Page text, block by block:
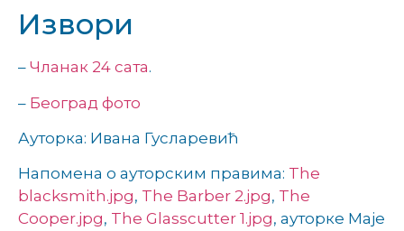
Извори
– Чланак 24 сата.
– Београд фото
Ауторка: Ивана Гусларевић
Напомена о ауторским правима: The
blacksmith.jpg, The Barber 2.jpg, The
Cooper.jpg, The Glasscutter 1.jpg, ауторке Маје